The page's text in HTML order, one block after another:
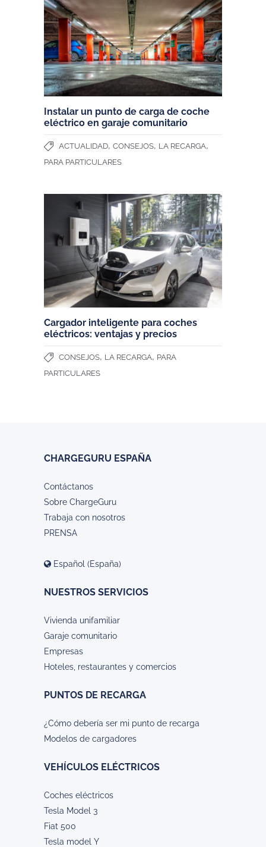
Instalar un punto de carga de coche
eléctrico en garaje comunitario
ACTUALIDAD, CONSEJOS, LA RECARGA,
PARA PARTICULARES
Cargador inteligente para coches
eléctricos: ventajas y precios
CONSEJOS, LA RECARGA, PARA
PARTICULARES
CHARGEGURU ESPAÑA
Contáctanos
Sobre ChargeGuru
Trabaja con nosotros
PRENSA
Español (España)
NUESTROS SERVICIOS
Vivienda unifamiliar
Garaje comunitario
Empresas
Hoteles, restaurantes y comercios
PUNTOS DE RECARGA
¿Cómo debería ser mi punto de recarga
Modelos de cargadores
VEHÍCULOS ELÉCTRICOS
Coches eléctricos
Tesla Model 3
Fiat 500
Tesla model Y